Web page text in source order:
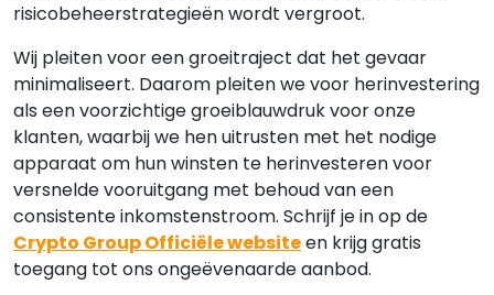
risicobeheerstrategieën wordt vergroot.
Wij pleiten voor een groeitraject dat het gevaar
minimaliseert. Daarom pleiten we voor herinvestering
als een voorzichtige groeiblauwdruk voor onze
klanten, waarbij we hen uitrusten met het nodige
apparaat om hun winsten te herinvesteren voor
versnelde vooruitgang met behoud van een
consistente inkomstenstroom. Schrijf je in op de
Crypto Group Officiële websiteen krijg gratis
toegang tot ons ongeëvenaarde aanbod.